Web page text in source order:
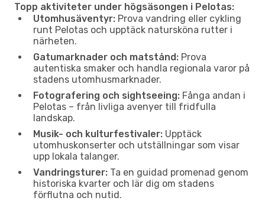
Topp aktiviteter under högsäsongen i Pelotas:
Utomhusäventyr: Prova vandring eller cykling
runt Pelotas och upptäck natursköna rutter i
närheten.
Gatumarknader och matstånd: Prova
autentiska smaker och handla regionala varor på
stadens utomhusmarknader.
Fotografering och sightseeing: Fånga andan i
Pelotas – från livliga avenyer till fridfulla
landskap.
Musik- och kulturfestivaler: Upptäck
utomhuskonserter och utställningar som visar
upp lokala talanger.
Vandringsturer: Ta en guidad promenad genom
historiska kvarter och lär dig om stadens
förflutna och nutid.